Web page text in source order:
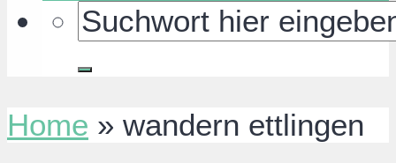
Home » wandern ettlingen